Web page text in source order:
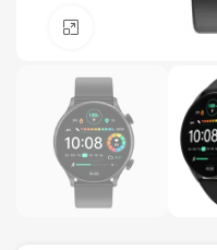
Click to enlarge